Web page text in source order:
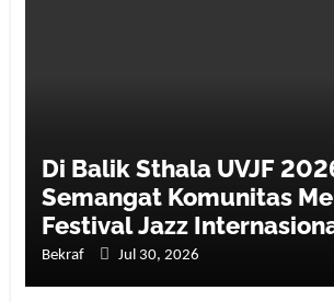
Di Balik Sthala UVJF
Semangat Komunitas
Festival Jazz
Hidup
Bekraf Jul 30, 2026